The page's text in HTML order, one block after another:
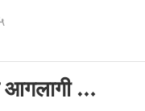
आगलागी …